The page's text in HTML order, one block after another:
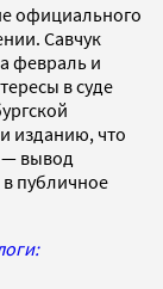
официального
Савчук
февраль и
в суде
изданию, что
— вывод
публичное